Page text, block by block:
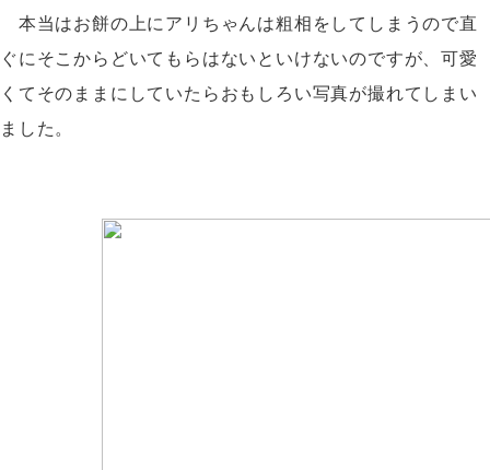
本当はお餅の上にアリちゃんは粗相をしてしまうので直
ぐにそこからどいてもらはないといけないのですが、可愛
くてそのままにしていたらおもしろい写真が撮れてしまい
ました。